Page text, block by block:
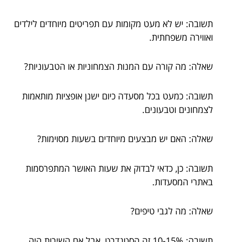
תשובה: יש לא מעט מקומות עם תפריטים מיוחדים לילדים
ואווירה משפחתית.
שאלה: מה קורה עם המנות הצמחוניות או הטבעוניות?
תשובה: כמעט בכל מסעדה כיום ישנן אופציות מותאמות
לצמחונים וטבעונים.
שאלה: האם יש מבצעים מיוחדים בשעות מסוימות?
תשובה: כן, כדאי לבדוק את שעות האושר המתפרסמות
באתרי המסעדות.
שאלה: מה לגבי טיפים?